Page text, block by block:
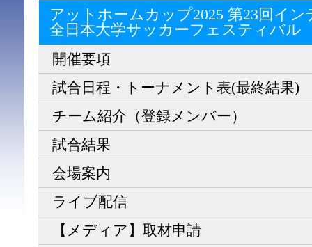
アットホームカップ2025 第23回イ
全日本大学サッカーフェスティバル
開催要項
試合日程・トーナメント表(最終結果)
チーム紹介（登録メンバー）
試合結果
会場案内
ライブ配信
【メディア】取材申請